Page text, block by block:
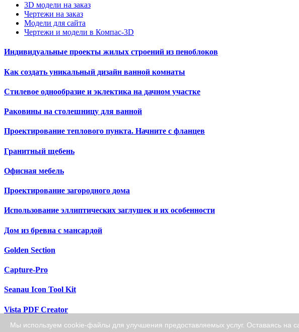
3D модели на заказ
Чертежи на заказ
Модели для сайта
Чертежи и модели в Компас-3D
Индивидуальные проекты жилых строений из пеноблоков
Как создать уникальный дизайн ванной комнаты
Стилевое однообразие и эклектика на дачном участке
Раковины на столешницу для ванной
Проектирование теплового пункта. Начните с фланцев
Гранитный щебень
Офисная мебель
Проектирование загородного дома
Использование эллиптических заглушек и их особенности
Дом из бревна с мансардой
Golden Section
Capture-Pro
Seanau Icon Tool Kit
Vista PDF Creator
Cardio Calipers
Мы используем cookie-файлы для улучшения предоставляемых услуг. Оставаясь на